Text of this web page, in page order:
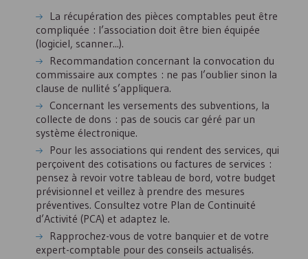
La récupération des pièces comptables peut être
compliquée : l’association doit être bien équipée
(logiciel, scanner...).
Recommandation concernant la convocation du
commissaire aux comptes : ne pas l’oublier sinon la
clause de nullité s’appliquera.
Concernant les versements des subventions, la
collecte de dons : pas de soucis car géré par un
système électronique.
Pour les associations qui rendent des services, qui
perçoivent des cotisations ou factures de services :
pensez à revoir votre tableau de bord, votre budget
prévisionnel et veillez à prendre des mesures
préventives. Consultez votre Plan de Continuité
d’Activité (PCA) et adaptez le.
Rapprochez-vous de votre banquier et de votre
expert-comptable pour des conseils actualisés.